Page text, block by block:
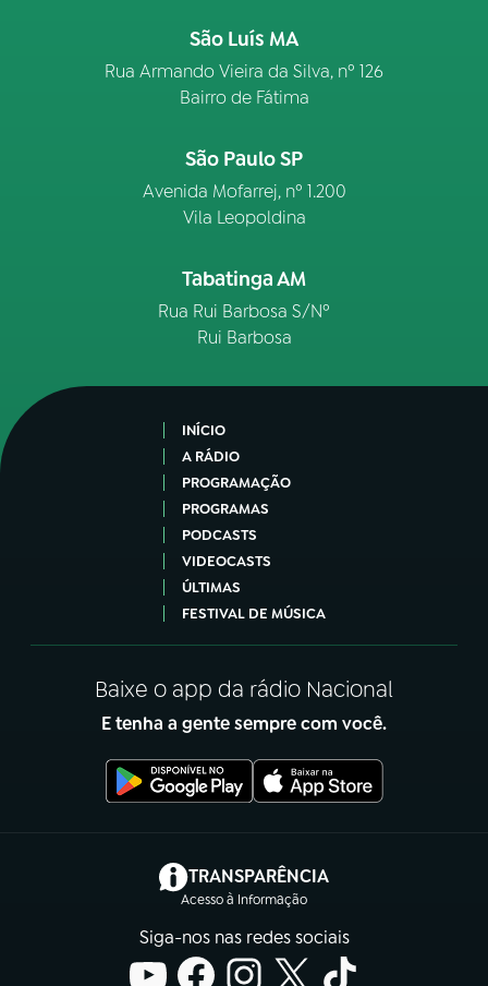
São Luís MA
Rua Armando Vieira da Silva, nº 126
Bairro de Fátima
São Paulo SP
Avenida Mofarrej, nº 1.200
Vila Leopoldina
Tabatinga AM
Rua Rui Barbosa S/Nº
Rui Barbosa
INÍCIO
A RÁDIO
PROGRAMAÇÃO
PROGRAMAS
PODCASTS
VIDEOCASTS
ÚLTIMAS
FESTIVAL DE MÚSICA
Baixe o app da rádio Nacional
E tenha a gente sempre com você.
TRANSPARÊNCIA
Acesso à Informação
(abre em nova aba)
Siga-nos nas redes sociais